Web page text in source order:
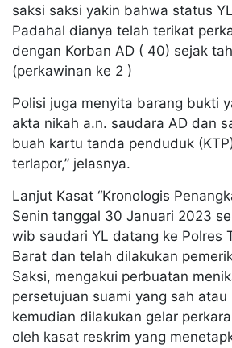
saksi saksi yakin bahwa status
Padahal dianya telah terikat
dengan Korban AD ( 40) sejak
(perkawinan ke 2 )
Polisi juga menyita barang bukti
akta nikah a.n. saudara AD dan
buah kartu tanda penduduk
terlapor,” jelasnya.
Lanjut Kasat “Kronologis
Senin tanggal 30 Januari 2023
wib saudari YL datang ke Polres
Barat dan telah dilakukan
Saksi, mengakui perbuatan
persetujuan suami yang sah
kemudian dilakukan gelar
oleh kasat reskrim yang